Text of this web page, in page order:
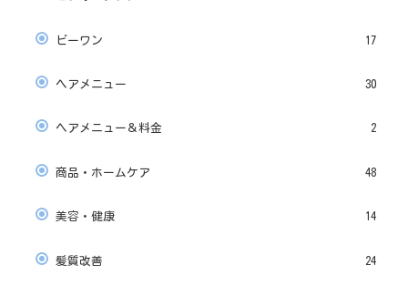
ビーワン 17
ヘアメニュー 30
ヘアメニュー＆料金 2
商品・ホームケア 48
美容・健康 14
髪質改善 24